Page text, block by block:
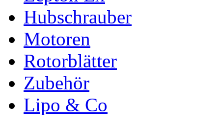
Hubschrauber
Motoren
Rotorblätter
Zubehör
Lipo & Co